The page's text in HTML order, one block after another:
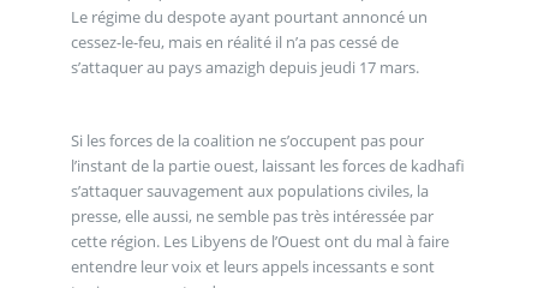
Le régime du despote ayant pourtant annoncé un
cessez-le-feu, mais en réalité il n’a pas cessé de
s’attaquer au pays amazigh depuis jeudi 17 mars.
Si les forces de la coalition ne s’occupent pas pour
l’instant de la partie ouest, laissant les forces de kadhafi
s’attaquer sauvagement aux populations civiles, la
presse, elle aussi, ne semble pas très intéressée par
cette région. Les Libyens de l’Ouest ont du mal à faire
entendre leur voix et leurs appels incessants e sont